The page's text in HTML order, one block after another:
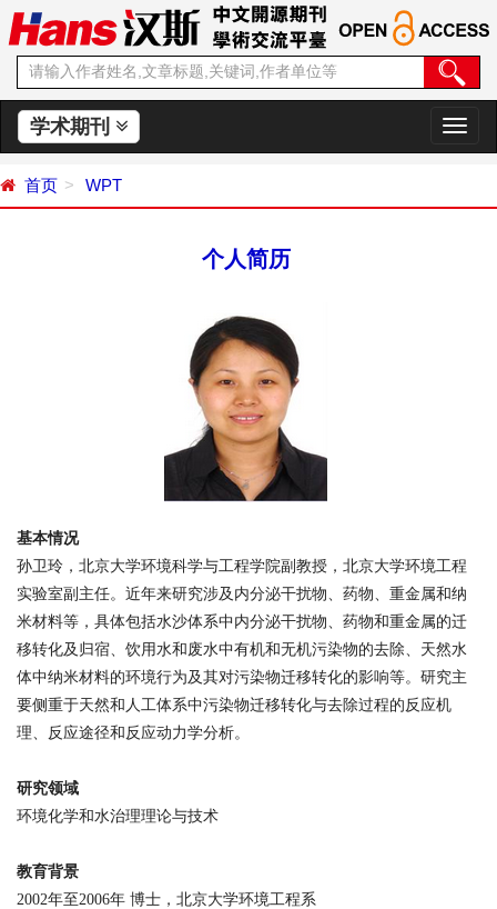
学术期刊
切
换
首页 WPT
个人简历
基本情况
孙卫玲，北京大学环境科学与工程学院副教授，北京大学环境工程
实验室副主任。近年来研究涉及内分泌干扰物、药物、重金属和纳
米材料等，具体包括水沙体系中内分泌干扰物、药物和重金属的迁
移转化及归宿、饮用水和废水中有机和无机污染物的去除、天然水
体中纳米材料的环境行为及其对污染物迁移转化的影响等。研究主
要侧重于天然和人工体系中污染物迁移转化与去除过程的反应机
理、反应途径和反应动力学分析。
研究领域
环境化学和水治理理论与技术
教育背景
2002年至2006年 博士，北京大学环境工程系